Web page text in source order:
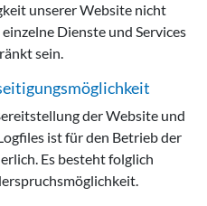
unserer Website nicht
Dienste und Services
sein.
der Website und
ist für den Betrieb der
Es besteht folglich